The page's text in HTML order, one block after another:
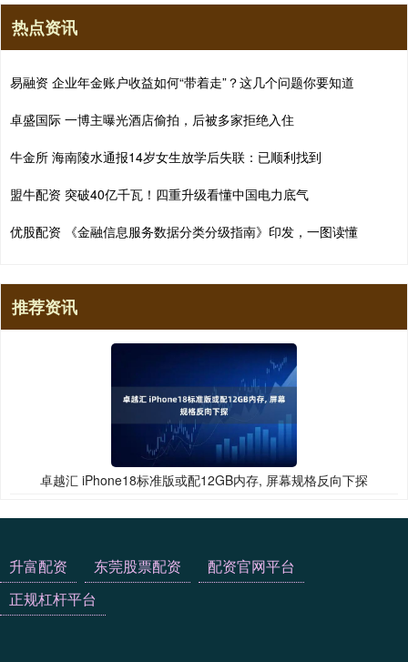
热点资讯
易融资 企业年金账户收益如何“带着走”？这几个问题你要知道
卓盛国际 一博主曝光酒店偷拍，后被多家拒绝入住
牛金所 海南陵水通报14岁女生放学后失联：已顺利找到
盟牛配资 突破40亿千瓦！四重升级看懂中国电力底气
优股配资 《金融信息服务数据分类分级指南》印发，一图读懂
推荐资讯
卓越汇 iPhone18标准版或配12GB内存, 屏幕规格反向下探
升富配资 东莞股票配资
配资官网平台
正规杠杆平台